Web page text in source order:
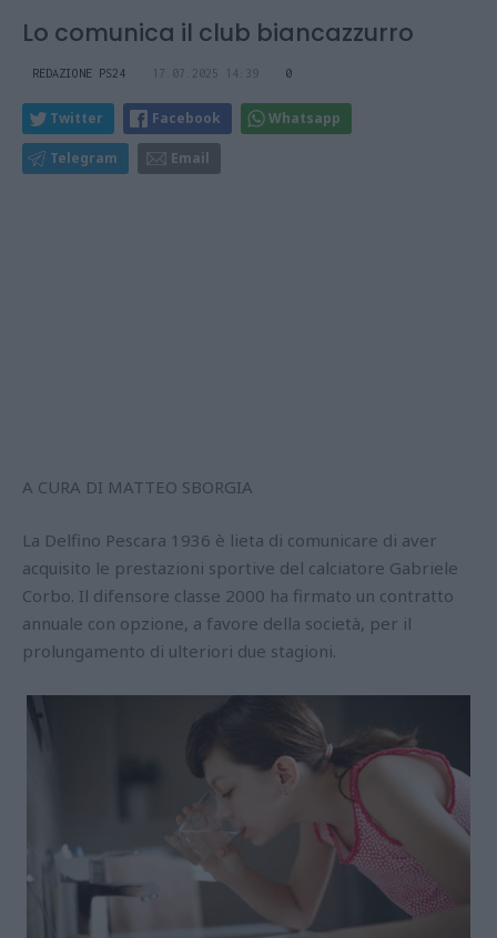
Lo comunica il club biancazzurro
REDAZIONE PS24 17.07.2025 14:39 0
Twitter Facebook Whatsapp
Telegram Email
A CURA DI MATTEO SBORGIA
La Delfino Pescara 1936 è lieta di comunicare di aver
acquisito le prestazioni sportive del calciatore Gabriele
Corbo. Il difensore classe 2000 ha firmato un contratto
annuale con opzione, a favore della società, per il
prolungamento di ulteriori due stagioni.